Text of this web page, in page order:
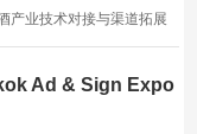
产业技术对接与渠道拓展
精酿升级提速，合作机遇
Ad & Sign Expo